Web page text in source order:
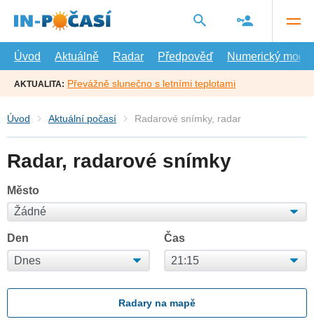
hlavní
Úvod
Aktuálně Radar Předpověď Numerický model
AKTUALITA: Převážně slunečno s letními teplotami
Úvod Aktuální počasí Radarové snímky, radar
Radar, radarové snímky
Město
Den Čas
Radary na mapě